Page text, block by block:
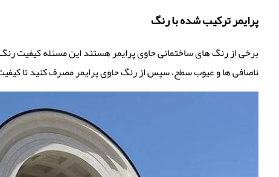
پرایمر ترکیب شده با رنگ
برخی از رنگ های ساختمانی حاوی پرایمر هستند این مسئله کیفیت
ناصافی ها و عیوب سطح، سپس از رنگ حاوی پرایمر مصرف کنید تا